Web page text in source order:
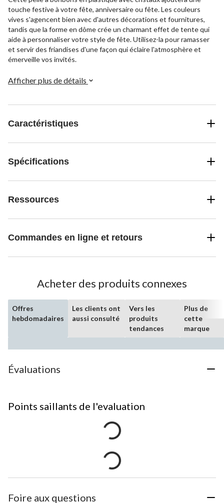
touche festive à votre fête, anniversaire ou fête. Les couleurs
vives s'agencent bien avec d'autres décorations et fournitures,
tandis que la forme en dôme crée un charmant effet de tente qui
aide à personnaliser votre style de fête. Utilisez-la pour ramasser
et servir des friandises d'une façon qui éclaire l'atmosphère et
émerveille vos invités.
Afficher plus de détails
Caractéristiques
Spécifications
Ressources
Commandes en ligne et retours
Acheter des produits connexes
Offres
hebdomadaires
Les clients ont
aussi consulté
Vers les
produits
tendances
Plus de
cette
marque
Évaluations
Points saillants de l'evaluation
Foire aux questions